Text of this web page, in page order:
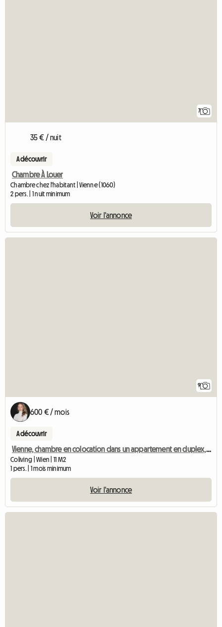
7
35 € / nuit
A découvrir
Chambre À Louer
Chambre chez l'habitant | Vienne (1060)
2 pers. | 1 nuit minimum
Voir l'annonce
9
600 € / mois
A découvrir
Vienne, chambre en colocation dans un appartement en duplex, 15e arrondissement
Coliving | Wien | 11 M2
1 pers. | 1 mois minimum
Voir l'annonce